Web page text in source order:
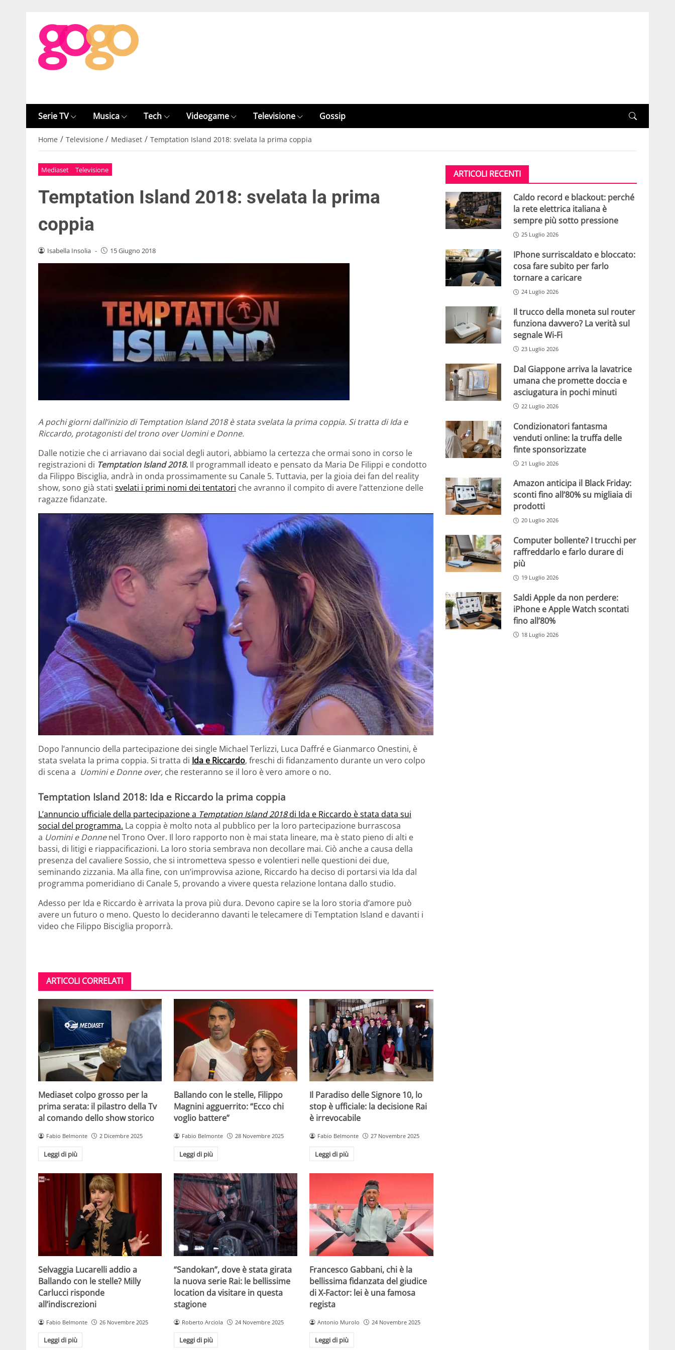
Serie TV Musica Tech Videogame Televisione Gossip
Home / Televisione / Mediaset / Temptation Island 2018: svelata la prima coppia
Mediaset Televisione
Temptation Island 2018: svelata la prima
coppia
Isabella Insolia - 15 Giugno 2018
A pochi giorni dall’inizio di Temptation Island 2018 è stata svelata la prima coppia. Si tratta di Ida e
Riccardo, protagonisti del trono over Uomini e Donne.
Dalle notizie che ci arriavano dai social degli autori, abbiamo la certezza che ormai sono in corso le
registrazioni di Temptation Island 2018. Il programmaIl ideato e pensato da Maria De Filippi e condotto
da Filippo Bisciglia, andrà in onda prossimamente su Canale 5. Tuttavia, per la gioia dei fan del reality
show, sono già stati svelati i primi nomi dei tentatori che avranno il compito di avere l’attenzione delle
ragazze fidanzate.
Dopo l’annuncio della partecipazione dei single Michael Terlizzi, Luca Daffré e Gianmarco Onestini, è
stata svelata la prima coppia. Si tratta di Ida e Riccardo, freschi di fidanzamento durante un vero colpo
di scena a Uomini e Donne over, che resteranno se il loro è vero amore o no.
Temptation Island 2018: Ida e Riccardo la prima coppia
L’annuncio ufficiale della partecipazione a Temptation Island 2018di Ida e Riccardo è stata data sui
social del programma. La coppia è molto nota al pubblico per la loro partecipazione burrascosa
a Uomini e Donnenel Trono Over. Il loro rapporto non è mai stata lineare, ma è stato pieno di alti e
bassi, di litigi e riappacificazioni. La loro storia sembrava non decollare mai. Ciò anche a causa della
presenza del cavaliere Sossio, che si intrometteva spesso e volentieri nelle questioni dei due,
seminando zizzania. Ma alla fine, con un’improvvisa azione, Riccardo ha deciso di portarsi via Ida dal
programma pomeridiano di Canale 5, provando a vivere questa relazione lontana dallo studio.
Adesso per Ida e Riccardo è arrivata la prova più dura. Devono capire se la loro storia d’amore può
avere un futuro o meno. Questo lo decideranno davanti le telecamere di Temptation Island e davanti i
video che Filippo Bisciglia proporrà.
ARTICOLI CORRELATI
Mediaset colpo grosso per la
prima serata: il pilastro della Tv
al comando dello show storico
Fabio Belmonte 2 Dicembre 2025
Leggi di più
Ballando con le stelle, Filippo
Magnini agguerrito: “Ecco chi
voglio battere”
Fabio Belmonte 28 Novembre 2025
Leggi di più
Il Paradiso delle Signore 10, lo
stop è ufficiale: la decisione Rai
è irrevocabile
Fabio Belmonte 27 Novembre 2025
Leggi di più
Selvaggia Lucarelli addio a
Ballando con le stelle? Milly
Carlucci risponde
all’indiscrezioni
Fabio Belmonte 26 Novembre 2025
Leggi di più
“Sandokan”, dove è stata girata
la nuova serie Rai: le bellissime
location da visitare in questa
stagione
Roberto Arciola 24 Novembre 2025
Leggi di più
Francesco Gabbani, chi è la
bellissima fidanzata del giudice
di X-Factor: lei è una famosa
regista
Antonio Murolo 24 Novembre 2025
Leggi di più
ARTICOLI RECENTI
Caldo record e blackout: perché
la rete elettrica italiana è
sempre più sotto pressione
25 Luglio 2026
IPhone surriscaldato e bloccato:
cosa fare subito per farlo
tornare a caricare
24 Luglio 2026
Il trucco della moneta sul router
funziona davvero? La verità sul
segnale Wi-Fi
23 Luglio 2026
Dal Giappone arriva la lavatrice
umana che promette doccia e
asciugatura in pochi minuti
22 Luglio 2026
Condizionatori fantasma
venduti online: la truffa delle
finte sponsorizzate
21 Luglio 2026
Amazon anticipa il Black Friday:
sconti fino all’80% su migliaia di
prodotti
20 Luglio 2026
Computer bollente? I trucchi per
raffreddarlo e farlo durare di
più
19 Luglio 2026
Saldi Apple da non perdere:
iPhone e Apple Watch scontati
fino all’80%
18 Luglio 2026